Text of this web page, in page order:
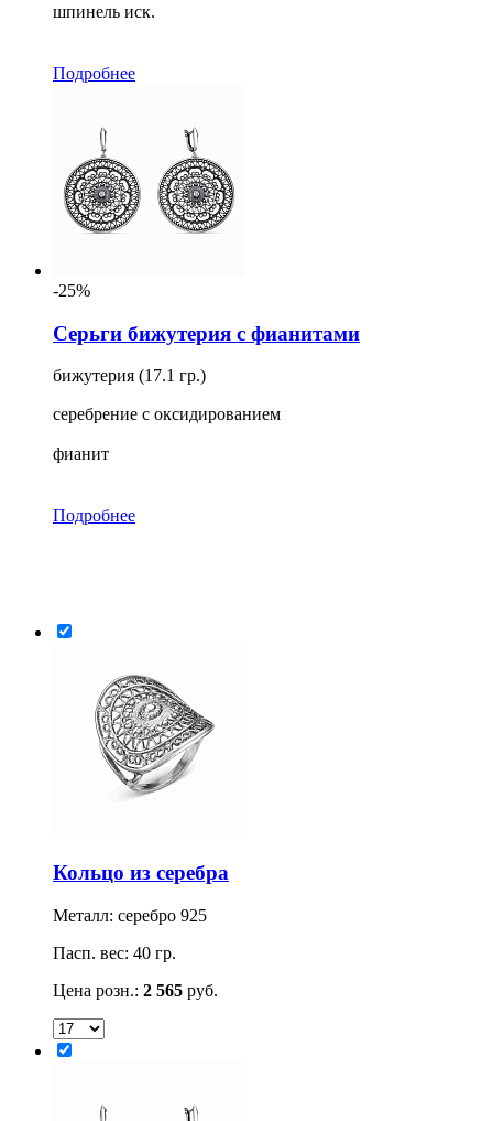
шпинель иск.
Подробнее
-25%
Серьги бижутерия с фианитами
бижутерия (17.1 гр.)
серебрение с оксидированием
фианит
Подробнее
Кольцо из серебра
Металл: серебро 925
Пасп. вес: 40 гр.
Цена розн.: 2 565 руб.